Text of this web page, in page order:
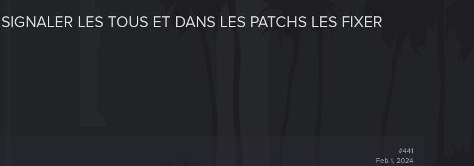
LES TOUS ET DANS LES PATCHS LES FIXER
#441
Feb 1, 2024